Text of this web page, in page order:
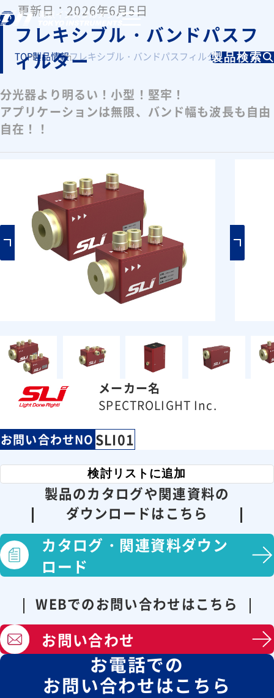
TOP製品情報フレキシブル・バンドパスフィルター
更新日：2026年6月5日
フレキシブル・バンドパスフ
ィルター
分光器より明るい！小型！堅牢！
アプリケーションは無限、バンド幅も波長も自由
自在！！
メーカー名
SPECTROLIGHT Inc.
お問い合わせNO SLI01
検討リストに追加
製品のカタログや関連資料の
ダウンロードはこちら
カタログ・ 関連資料ダウン
ロード
WEBでのお問い合わせはこちら
お問い合わせ
お電話での
お問い合わせはこちら
製品検索